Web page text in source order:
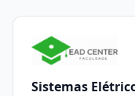
Sistemas